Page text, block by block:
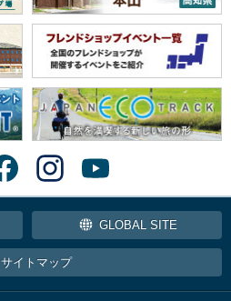
GLOBAL SITE
サイトマップ